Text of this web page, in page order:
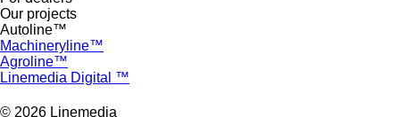
Our projects
Autoline™
Machineryline™
Agroline™
Linemedia Digital ™
© 2026 Linemedia